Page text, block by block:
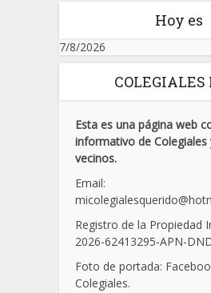
Hoy es
7/8/2026
COLEGIALES
Esta es una página web
informativo de Colegiales
vecinos.
Email:
Registro de la Propiedad
2026-62413295-APN-
Foto de portada:
Colegiales.